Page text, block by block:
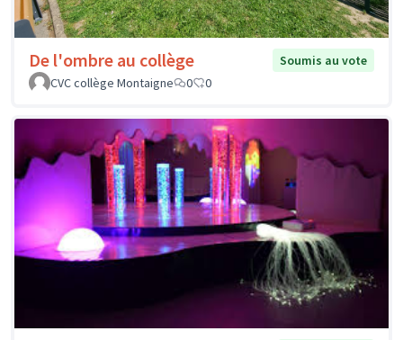
De l'ombre au collège
Soumis au vote
CVC collège Montaigne
0 0